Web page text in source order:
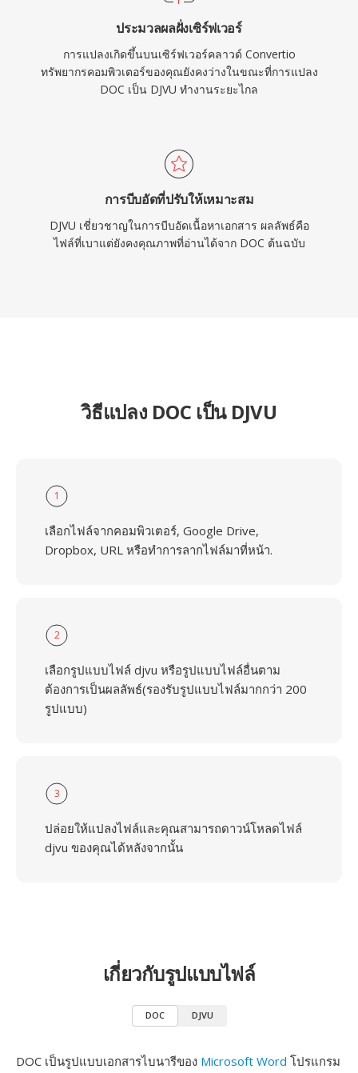
ประมวลผลฝั่งเซิร์ฟเวอร์
การแปลงเกิดขึ้นบนเซิร์ฟเวอร์คลาวด์ Convertio
ทรัพยากรคอมพิวเตอร์ของคุณยังคงว่างในขณะที่การแปลง
DOC เป็น DJVU ทำงานระยะไกล
การบีบอัดที่ปรับให้เหมาะสม
DJVU เชี่ยวชาญในการบีบอัดเนื้อหาเอกสาร ผลลัพธ์คือ
ไฟล์ที่เบาแต่ยังคงคุณภาพที่อ่านได้จาก DOC ต้นฉบับ
วิธีแปลง DOC เป็น DJVU
1
เลือกไฟล์จากคอมพิวเตอร์, Google Drive,
Dropbox, URL หรือทำการลากไฟล์มาที่หน้า.
2
เลือกรูปแบบไฟล์ djvu หรือรูปแบบไฟล์อื่นตาม
ต้องการเป็นผลลัพธ์(รองรับรูปแบบไฟล์มากกว่า 200
รูปแบบ)
3
ปล่อยให้แปลงไฟล์และคุณสามารถดาวน์โหลดไฟล์
djvu ของคุณได้หลังจากนั้น
เกี่ยวกับรูปแบบไฟล์
DOC DJVU
DOC เป็นรูปแบบเอกสารไบนารีของ Microsoft Word โปรแกรม